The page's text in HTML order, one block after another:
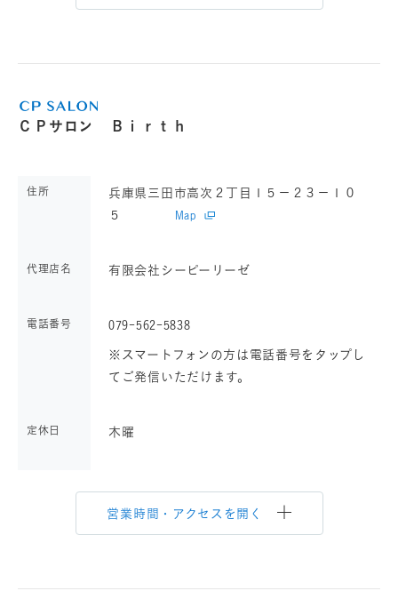
ＣＰサロン Ｂｉｒｔｈ
住所
兵庫県三田市高次２丁目１５－２３－１０
５
Map
代理店名 有限会社シーピーリーゼ
電話番号 079-562-5838
※スマートフォンの方は電話番号をタップし
てご発信いただけます。
定休日 木曜
営業時間・アクセスを開く